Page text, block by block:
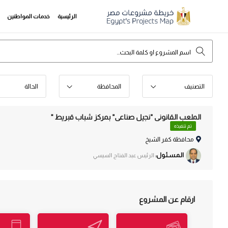
الرئيسية خدمات المواطنين
التصنيف المحافظة الحالة
الملعب القانونى "نجيل صناعى" بمركز شباب قبريط "
تم تنفيذه
محافظة كفر الشيخ
الـمـسـئـول: الرئيس عبد الفتاح السيسي
ارقام عن المشروع